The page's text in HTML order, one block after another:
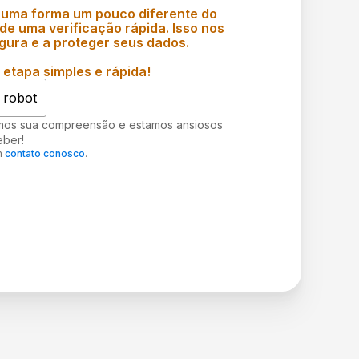
forma um pouco diferente do
uma verificação rápida. Isso nos
e a proteger seus dados.
simples e rápida!
robot
sua compreensão e estamos ansiosos
contato conosco.